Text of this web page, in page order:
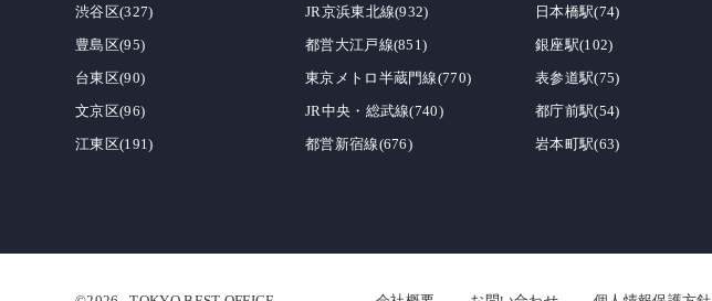
渋谷区(327)
豊島区(95)
台東区(90)
文京区(96)
江東区(191)
JR京浜東北線(932)
都営大江戸線(851)
東京メトロ半蔵門線(770)
JR中央・総武線(740)
都営新宿線(676)
日本橋駅(74)
銀座駅(102)
表参道駅(75)
都庁前駅(54)
岩本町駅(63)